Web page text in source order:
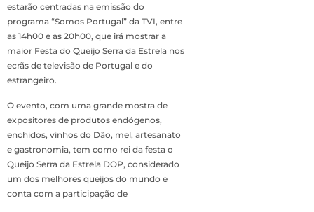
estarão centradas na emissão do
programa “Somos Portugal” da TVI, entre
as 14h00 e as 20h00, que irá mostrar a
maior Festa do Queijo Serra da Estrela nos
ecrãs de televisão de Portugal e do
estrangeiro.
O evento, com uma grande mostra de
expositores de produtos endógenos,
enchidos, vinhos do Dão, mel, artesanato
e gastronomia, tem como rei da festa o
Queijo Serra da Estrela DOP, considerado
um dos melhores queijos do mundo e
conta com a participação de